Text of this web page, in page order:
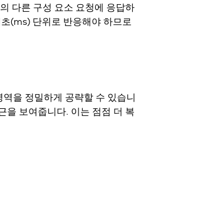
다른 구성 요소 요청에 응답하
(ms) 단위로 반응해야 하므로
을 정밀하게 공략할 수 있습니
을 보여줍니다. 이는 점점 더 복